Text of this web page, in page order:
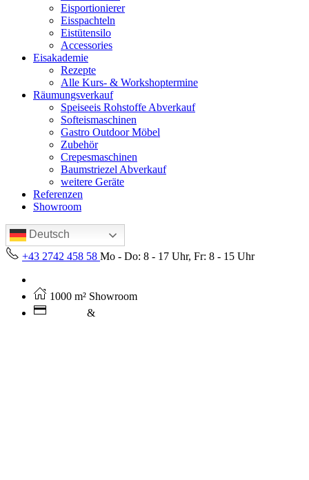
Eisportionierer
Eisspachteln
Eistütensilo
Accessories
Eisakademie
Rezepte
Alle Kurs- & Workshoptermine
Räumungsverkauf
Speiseeis Rohstoffe Abverkauf
Softeismaschinen
Gastro Outdoor Möbel
Zubehör
Crepesmaschinen
Baumstriezel Abverkauf
weitere Geräte
Referenzen
Showroom
Deutsch
+43 2742 458 58 Mo - Do: 8 - 17 Uhr, Fr: 8 - 15 Uhr
1000 m² Showroom
&